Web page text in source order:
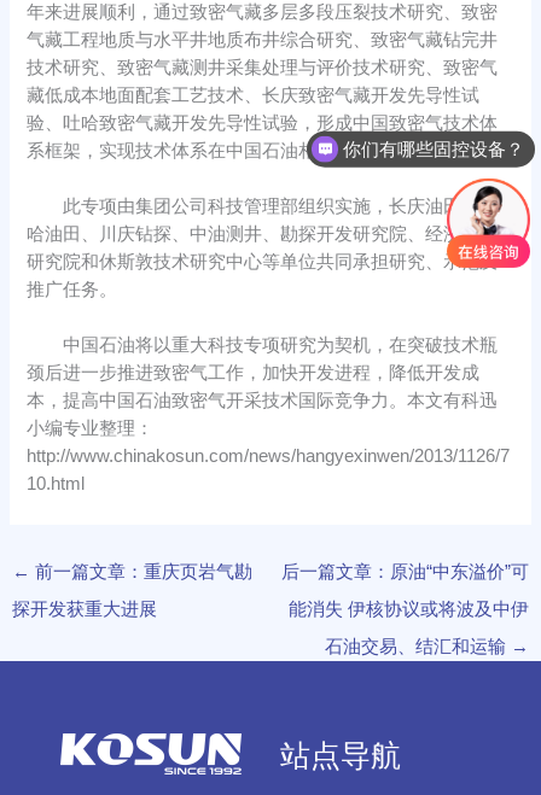
年来进展顺利，通过致密气藏多层多段压裂技术研究、致密
气藏工程地质与水平井地质布井综合研究、致密气藏钻完井
技术研究、致密气藏测井采集处理与评价技术研究、致密气
藏低成本地面配套工艺技术、长庆致密气藏开发先导性试
验、吐哈致密气藏开发先导性试验，形成中国致密气技术体
系框架，实现技术体系在中国石油相关领域的全面应用。
此专项由集团公司科技管理部组织实施，长庆油田、吐
哈油田、川庆钻探、中油测井、勘探开发研究院、经济技术
研究院和休斯敦技术研究中心等单位共同承担研究、示范及
推广任务。
中国石油将以重大科技专项研究为契机，在突破技术瓶
颈后进一步推进致密气工作，加快开发进程，降低开发成
本，提高中国石油致密气开采技术国际竞争力。本文有科迅
小编专业整理：
http://www.chinakosun.com/news/hangyexinwen/2013/1126/7
10.html
← 前一篇文章：重庆页岩气勘
探开发获重大进展
后一篇文章：原油“中东溢价”可
能消失 伊核协议或将波及中伊
石油交易、结汇和运输 →
站点导航
你们有哪些固控设备？